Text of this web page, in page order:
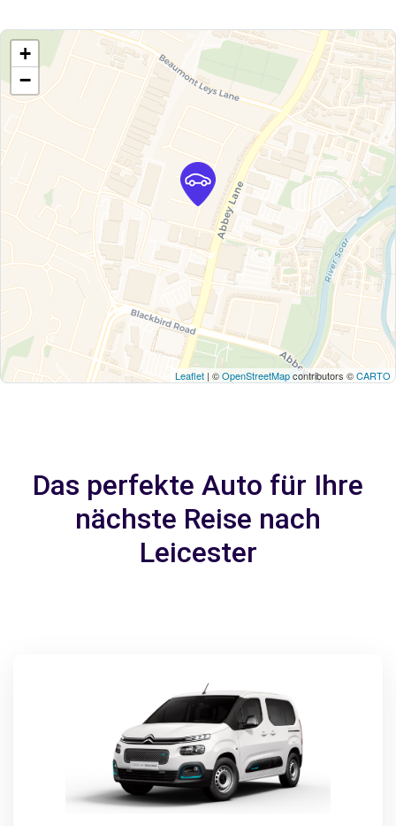
+
−
Leaflet | ©OpenStreetMapcontributors ©CARTO
Das perfekte Auto für Ihre
nächste Reise nach
Leicester